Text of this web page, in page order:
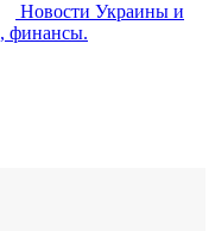
Новости Украины и
финансы.